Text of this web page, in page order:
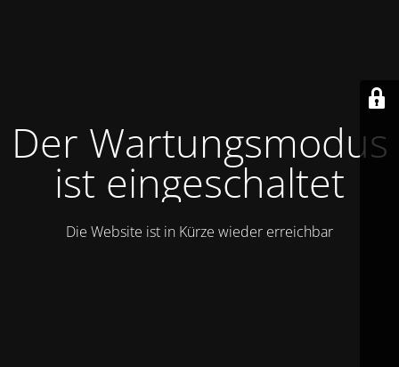
Der Wartungsmodus
ist eingeschaltet
Die Website ist in Kürze wieder erreichbar